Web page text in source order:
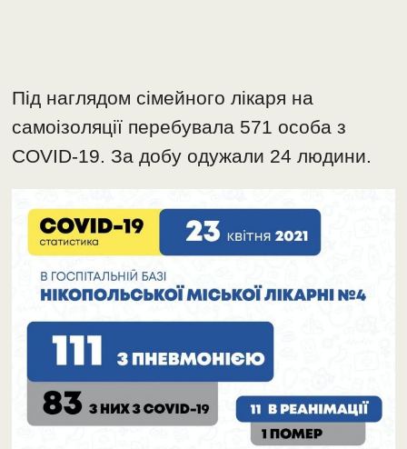
Під наглядом сімейного лікаря на
самоізоляції перебувала 571 особа з
COVID-19. За добу одужали 24 людини.